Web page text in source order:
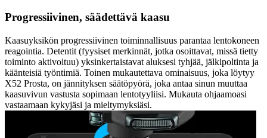
Progressiivinen, säädettävä kaasu
Kaasuyksikön progressiivinen toiminnallisuus parantaa lentokoneen
reagointia. Detentit (fyysiset merkinnät, jotka osoittavat, missä tietty
toiminto aktivoituu) yksinkertaistavat aluksesi tyhjää, jälkipoltinta ja
käänteisiä työntimiä. Toinen mukautettava ominaisuus, joka löytyy
X52 Prosta, on jännityksen säätöpyörä, joka antaa sinun muuttaa
kaasuvivun vastusta sopimaan lentotyyliisi. Mukauta ohjaamoasi
vastaamaan kykyjäsi ja mieltymyksiäsi.